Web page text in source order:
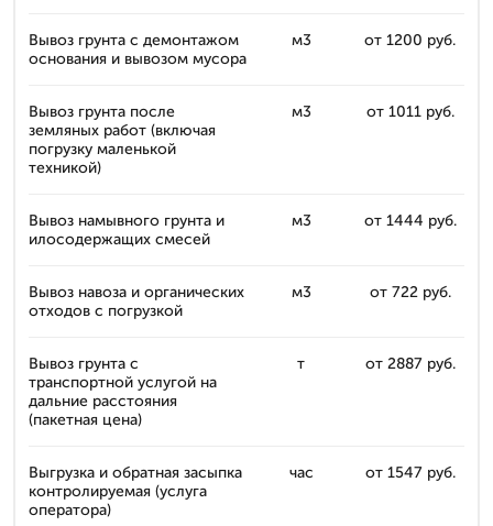
Вывоз грунта с демонтажом
основания и вывозом мусора
м3 от 1200 руб.
Вывоз грунта после
земляных работ (включая
погрузку маленькой
техникой)
м3 от 1011 руб.
Вывоз намывного грунта и
илосодержащих смесей
м3 от 1444 руб.
Вывоз навоза и органических
отходов с погрузкой
м3 от 722 руб.
Вывоз грунта с
транспортной услугой на
дальние расстояния
(пакетная цена)
т от 2887 руб.
Выгрузка и обратная засыпка
контролируемая (услуга
оператора)
час от 1547 руб.